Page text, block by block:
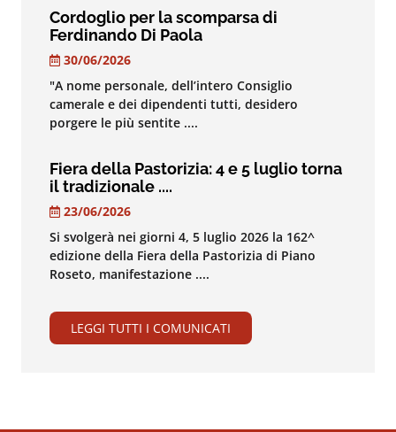
Cordoglio per la scomparsa di
Ferdinando Di Paola
30/06/2026
"A nome personale, dell’intero Consiglio
camerale e dei dipendenti tutti, desidero
porgere le più sentite ....
Fiera della Pastorizia: 4 e 5 luglio torna
il tradizionale ....
23/06/2026
Si svolgerà nei giorni 4, 5 luglio 2026 la 162^
edizione della Fiera della Pastorizia di Piano
Roseto, manifestazione ....
LEGGI TUTTI I COMUNICATI